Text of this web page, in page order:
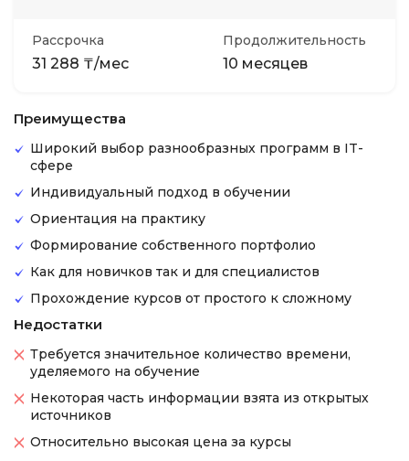
Рассрочка
31 288 ₸/мес
Продолжительность
10 месяцев
Преимущества
Широкий выбор разнообразных программ в IT-
сфере
Индивидуальный подход в обучении
Ориентация на практику
Формирование собственного портфолио
Как для новичков так и для специалистов
Прохождение курсов от простого к сложному
Недостатки
Требуется значительное количество времени,
уделяемого на обучение
Некоторая часть информации взята из открытых
источников
Относительно высокая цена за курсы